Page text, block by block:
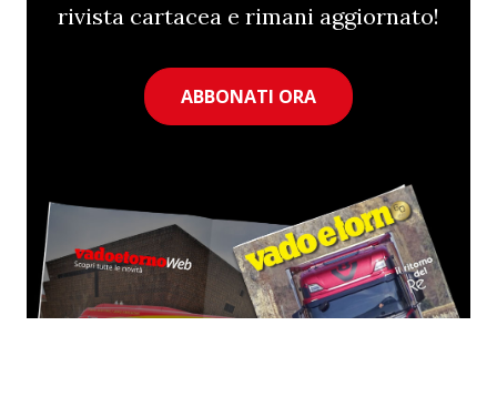
rivista cartacea e rimani aggiornato!
ABBONATI ORA